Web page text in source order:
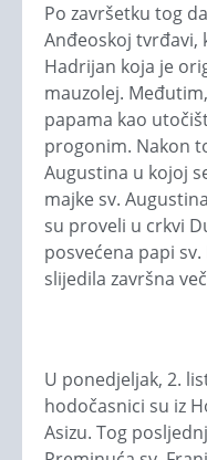
Po završetku tog
Anđeoskoj tvrđavi,
Hadrijan koja je
mauzolej.
papama kao
progonim. Nakon
Augustina u kojoj
majke sv.
su proveli u crkvi
posvećena papi
slijedila završna
U ponedjeljak, 2.
hodočasnici su iz
Asizu. Tog